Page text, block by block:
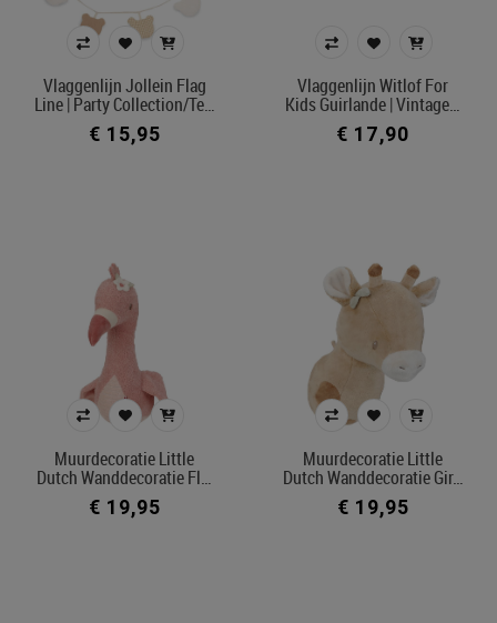
Vlaggenlijn Jollein Flag
Line | Party Collection/Te…
€ 15,95
Vlaggenlijn Witlof For
Kids Guirlande | Vintage…
€ 17,90
Muurdecoratie Little
Dutch Wanddecoratie Fl…
€ 19,95
Muurdecoratie Little
Dutch Wanddecoratie Gir…
€ 19,95